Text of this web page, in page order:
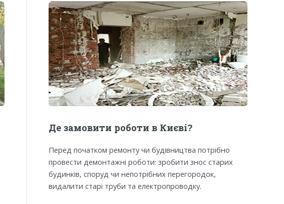
Де замовити роботи в Києві?
Перед початком ремонту чи будівництва потрібно
провести демонтажні роботи: зробити знос старих
будинків, споруд чи непотрібних перегородок,
видалити старі труби та електропроводку.